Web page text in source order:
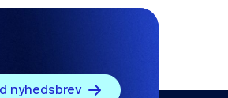
nyhedsbrev